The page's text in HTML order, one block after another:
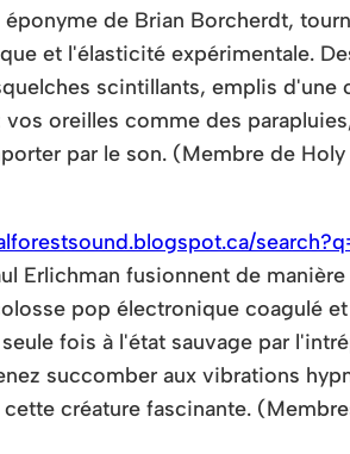
éponyme de Brian Borcherdt,
et l'élasticité expérimentale.
scintillants, emplis d'une
vos oreilles comme des
par le son. (Membre de
Erlichman fusionnent de
pop électronique coagulé
fois à l'état sauvage par
succomber aux vibrations
créature fascinante.